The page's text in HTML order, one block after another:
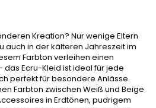
Kreation? Nur wenige Eltern
auch in der kälteren Jahreszeit im
Farbton verleihen einen
Ecru-Kleid ist ideal für jede
perfekt für besondere Anlässe.
Farbton zwischen Weiß und Beige
in Erdtönen, pudrigem